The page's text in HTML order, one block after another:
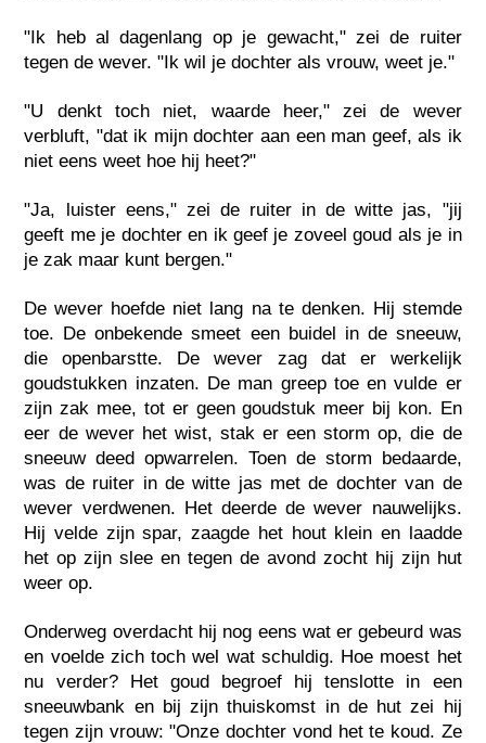
"Ik heb al dagenlang op je gewacht," zei de ruiter
tegen de wever. "Ik wil je dochter als vrouw, weet je."
"U denkt toch niet, waarde heer," zei de wever
verbluft, "dat ik mijn dochter aan een man geef, als ik
niet eens weet hoe hij heet?"
"Ja, luister eens," zei de ruiter in de witte jas, "jij
geeft me je dochter en ik geef je zoveel goud als je in
je zak maar kunt bergen."
De wever hoefde niet lang na te denken. Hij stemde
toe. De onbekende smeet een buidel in de sneeuw,
die openbarstte. De wever zag dat er werkelijk
goudstukken inzaten. De man greep toe en vulde er
zijn zak mee, tot er geen goudstuk meer bij kon. En
eer de wever het wist, stak er een storm op, die de
sneeuw deed opwarrelen. Toen de storm bedaarde,
was de ruiter in de witte jas met de dochter van de
wever verdwenen. Het deerde de wever nauwelijks.
Hij velde zijn spar, zaagde het hout klein en laadde
het op zijn slee en tegen de avond zocht hij zijn hut
weer op.
Onderweg overdacht hij nog eens wat er gebeurd was
en voelde zich toch wel wat schuldig. Hoe moest het
nu verder? Het goud begroef hij tenslotte in een
sneeuwbank en bij zijn thuiskomst in de hut zei hij
tegen zijn vrouw: "Onze dochter vond het te koud. Ze